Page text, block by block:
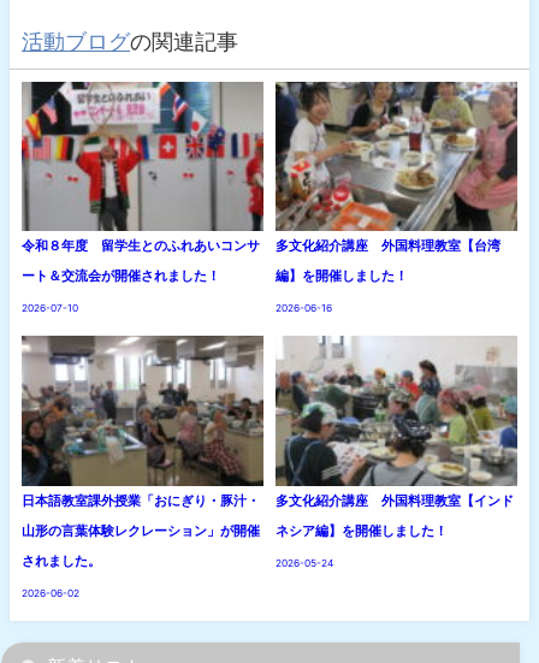
活動ブログの関連記事
令和８年度 留学生とのふれあいコンサ
ート＆交流会が開催されました！
2026-07-10
多文化紹介講座 外国料理教室【台湾
編】を開催しました！
2026-06-16
日本語教室課外授業「おにぎり・豚汁・
山形の言葉体験レクレーション」が開催
されました。
2026-06-02
多文化紹介講座 外国料理教室【インド
ネシア編】を開催しました！
2026-05-24